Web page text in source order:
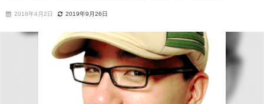
2018年4月2日 2019年9月26日